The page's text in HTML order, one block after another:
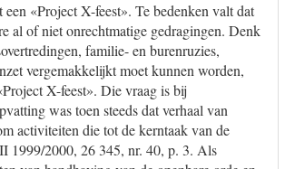
«Project X-feest». Te bedenken valt dat
al of niet onrechtmatige gedragingen. Denk
familie- en burenruzies,
vergemakkelijkt moet kunnen worden,
X-feest». Die vraag is bij
was toen steeds dat verhaal van
activiteiten die tot de kerntaak van de
1999/2000, 26 345, nr. 40, p. 3. Als